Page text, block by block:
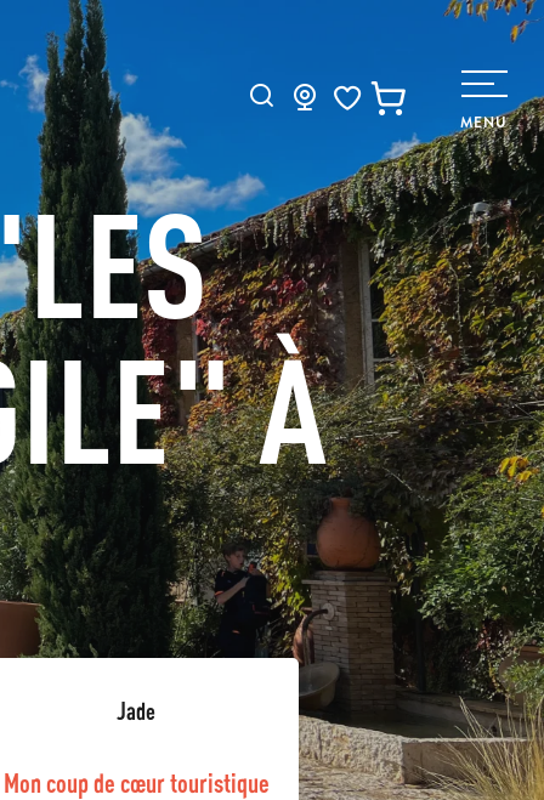
Voir les favoris MENU
À
Jade
Mon coup de cœur touristique